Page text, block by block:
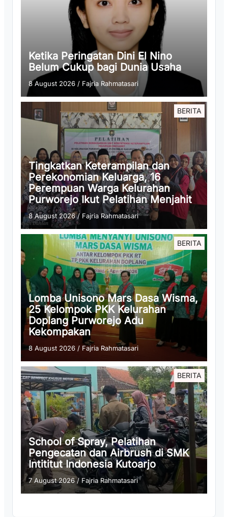
Ketika Peringatan Dini El Nino
Belum Cukup bagi Dunia Usaha
8 August 2026 / Fajria Rahmatasari
BERITA
Tingkatkan Keterampilan dan
Perekonomian Keluarga, 16
Perempuan Warga Kelurahan
Purworejo Ikut Pelatihan Menjahit
8 August 2026/ Fajria Rahmatasari
BERITA
Lomba Unisono Mars Dasa Wisma,
25 Kelompok PKK Kelurahan
Doplang Purworejo Adu
Kekompakan
8 August 2026 / Fajria Rahmatasari
BERITA
School of Spray, Pelatihan
Pengecatan dan Airbrush di SMK
Intititut Indonesia Kutoarjo
7 August 2026/ Fajria Rahmatasari